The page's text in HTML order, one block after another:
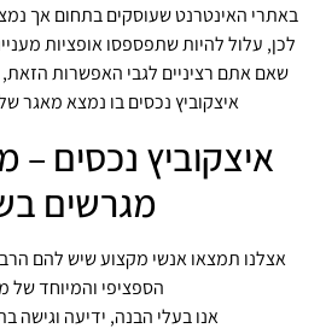
באתרי האינטרנט שעוסקים בתחום אך
לכן, עלול להיות שתפספסו אופציות
שאם אתם רציניים לגבי האפשרות
איצקוביץ נכסים בו נמצא מאגר
איצקוביץ נכסים –
מגרשים
אצלנו תמצאו אנשי מקצוע שיש להם
הספציפי והמיוחד של
אנו בעלי הבנה, ידיעה וגישה